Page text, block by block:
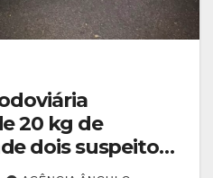
20 kg de
dois suspeitos
na Rodovia